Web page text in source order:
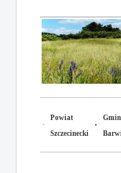
Powiat
Szczecinecki